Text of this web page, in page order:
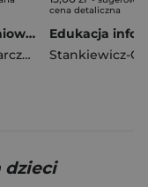
Ekspres grudniowy, czyli odjazdowy kalendarz adwentowy
Ewelina Włodarczyk
cena detaliczna
dzieci